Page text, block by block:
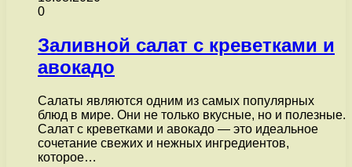
0
Заливной салат с креветками и
авокадо
Салаты являются одним из самых популярных
блюд в мире. Они не только вкусные, но и полезные.
Салат с креветками и авокадо — это идеальное
сочетание свежих и нежных ингредиентов,
которое…